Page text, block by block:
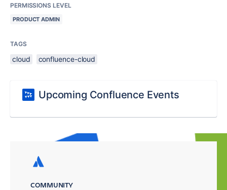
PERMISSIONS LEVEL
PRODUCT ADMIN
TAGS
cloud confluence-cloud
Upcoming Confluence Events
COMMUNITY